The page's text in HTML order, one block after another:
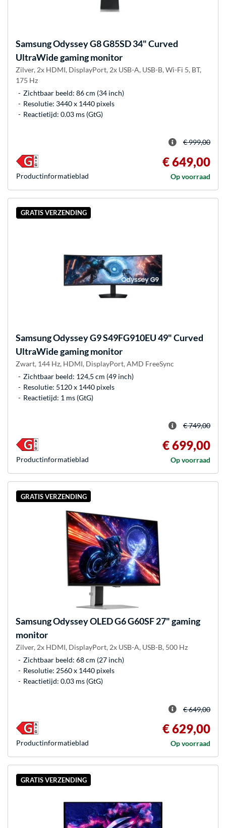
SamsungOdyssey G8 G85SD 34" Curved
UltraWide gaming monitor
Zilver, 2x HDMI, DisplayPort, 2x USB-A, USB-B, Wi-Fi 5, BT,
175 Hz
Zichtbaar beeld: 86 cm (34 inch)
Resolutie: 3440 x 1440 pixels
Reactietijd: 0.03 ms (GtG)
€ 999,00
€ 649,00
Op voorraad
Product­informatieblad
GRATIS VERZENDING
SamsungOdyssey G9 S49FG910EU 49" Curved
UltraWide gaming monitor
Zwart, 144 Hz, HDMI, DisplayPort, AMD FreeSync
Zichtbaar beeld: 124,5 cm (49 inch)
Resolutie: 5120 x 1440 pixels
Reactietijd: 1 ms (GtG)
€ 749,00
€ 699,00
Op voorraad
Product­informatieblad
GRATIS VERZENDING
SamsungOdyssey OLED G6 G60SF 27" gaming
monitor
Zilver, 2x HDMI, DisplayPort, 2x USB-A, USB-B, 500 Hz
Zichtbaar beeld: 68 cm (27 inch)
Resolutie: 2560 x 1440 pixels
Reactietijd: 0.03 ms (GtG)
€ 649,00
€ 629,00
Op voorraad
Product­informatieblad
GRATIS VERZENDING